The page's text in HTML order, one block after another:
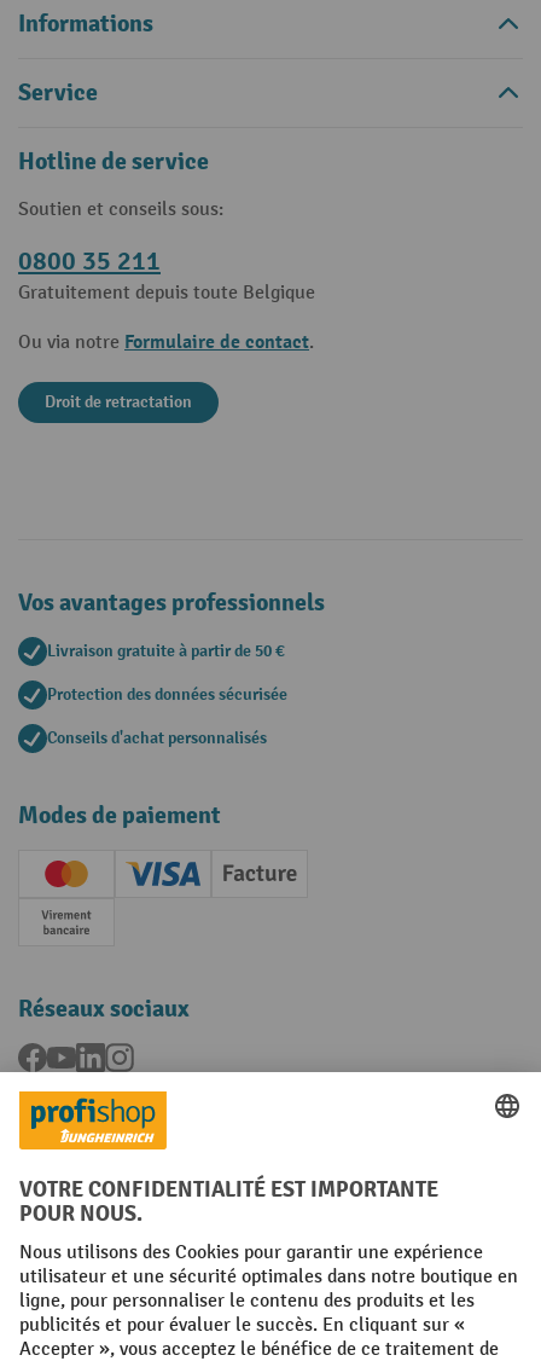
Informations
Service
Hotline de service
Soutien et conseils sous:
0800 35 211
Gratuitement depuis toute Belgique
Ou via notre Formulaire de contact.
Droit de retractation
Vos avantages professionnels
Livraison gratuite à partir de 50 €
Protection des données sécurisée
Conseils d'achat personnalisés
Modes de paiement
Creditcard (Master)Creditcard (Visa)
Facture
Paiement anticipé
Réseaux sociaux
Facebook
YouTubeLinkedInInstagram
Langues
FR NL
Conditions générales Mentions légales